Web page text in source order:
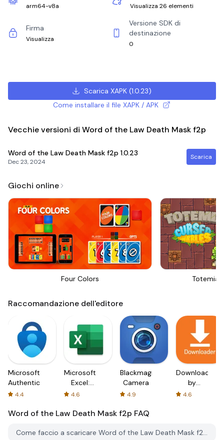
arm64-v8a Visualizza 26 elementi
Firma
Visualizza
Versione SDK di
destinazione
0
Scarica XAPK (1.0.23)
Come installare il file XAPK / APK
Vecchie versioni di Word of the Law Death Mask f2p
Word of the Law Death Mask f2p 1.0.23
Dec 23, 2024
Scarica
Giochi online
Four Colors Totemia
Raccomandazione dell'editore
Microsoft
Authenticator
4.4
Microsoft
Excel:
Spreadsheets
4.6
Blackmagic
Camera
4.9
Downloader
by
AFTVnews
4.6
Word of the Law Death Mask f2p FAQ
Come faccio a scaricare Word of the Law Death Mask f2p da PGYER APK HUB?